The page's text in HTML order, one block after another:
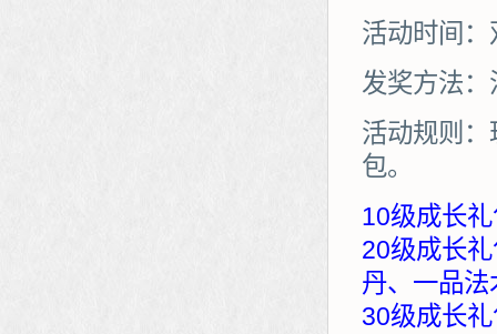
活动时间
发奖方法
活动规则
包。
10级成长
20级成长
丹、一品法
30级成长